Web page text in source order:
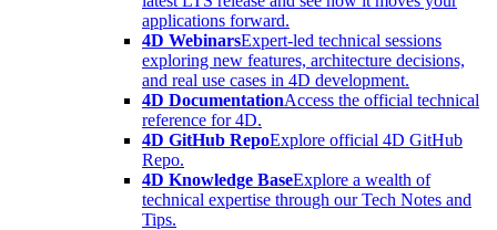
applications forward.
4D WebinarsExpert-led technical sessions
exploring new features, architecture decisions,
and real use cases in 4D development.
4D DocumentationAccess the official technical
reference for 4D.
4D GitHub RepoExplore official 4D GitHub
Repo.
4D Knowledge BaseExplore a wealth of
technical expertise through our Tech Notes and
Tips.